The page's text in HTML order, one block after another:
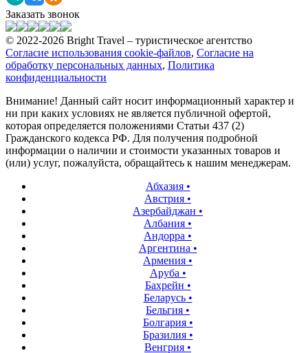
Заказать звонок
© 2022-2026 Bright Travel – туристическое агентство
Согласие использования cookie-файлов, Согласие на
обработку персональных данных, Политика
конфиденциальности
Внимание! Данный сайт носит информационный характер и
ни при каких условиях не является публичной офертой,
которая определяется положениями Статьи 437 (2)
Гражданского кодекса РФ. Для получения подробной
информации о наличии и стоимости указанных товаров и
(или) услуг, пожалуйста, обращайтесь к нашим менеджерам.
Абхазия•
Австрия •
Азербайджан •
Албания •
Андорра •
Аргентина •
Армения •
Аруба •
Бахрейн •
Беларусь•
Бельгия •
Болгария•
Бразилия•
Венгрия •